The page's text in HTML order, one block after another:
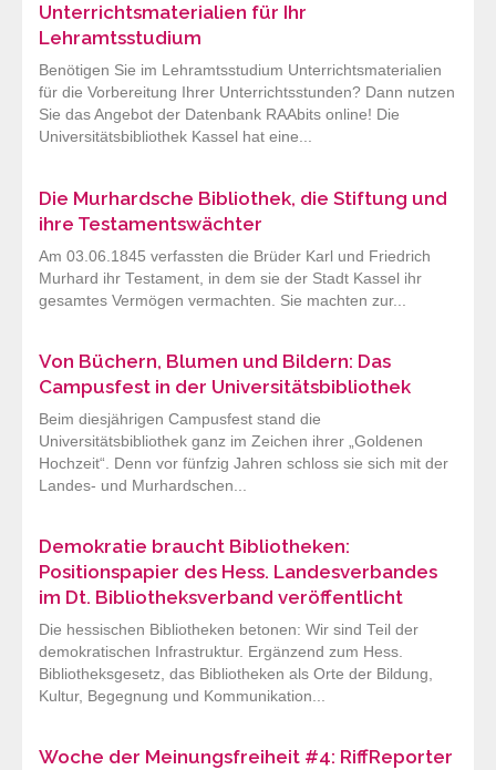
Unterrichtsmaterialien für Ihr
Lehramtsstudium
Benötigen Sie im Lehramtsstudium Unterrichtsmaterialien
für die Vorbereitung Ihrer Unterrichtsstunden? Dann nutzen
Sie das Angebot der Datenbank RAAbits online! Die
Universitätsbibliothek Kassel hat eine...
Die Murhardsche Bibliothek, die Stiftung und
ihre Testamentswächter
Am 03.06.1845 verfassten die Brüder Karl und Friedrich
Murhard ihr Testament, in dem sie der Stadt Kassel ihr
gesamtes Vermögen vermachten. Sie machten zur...
Von Büchern, Blumen und Bildern: Das
Campusfest in der Universitätsbibliothek
Beim diesjährigen Campusfest stand die
Universitätsbibliothek ganz im Zeichen ihrer „Goldenen
Hochzeit“. Denn vor fünfzig Jahren schloss sie sich mit der
Landes- und Murhardschen...
Demokratie braucht Bibliotheken:
Positionspapier des Hess. Landesverbandes
im Dt. Bibliotheksverband veröffentlicht
Die hessischen Bibliotheken betonen: Wir sind Teil der
demokratischen Infrastruktur. Ergänzend zum Hess.
Bibliotheksgesetz, das Bibliotheken als Orte der Bildung,
Kultur, Begegnung und Kommunikation...
Woche der Meinungsfreiheit #4: RiffReporter